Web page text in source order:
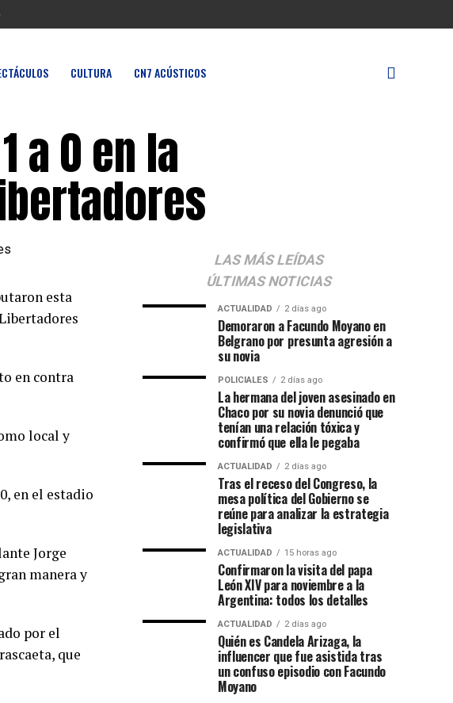
CULTURA CN7 ACÚSTICOS
a 0 en la
esta
en contra
local y
en el estadio
Jorge
manera y
por el
que
LAS MÁS LEÍDAS
ÚLTIMAS NOTICIAS
ACTUALIDAD 2 días ago
Demoraron a Facundo Moyano en
Belgrano por presunta agresión a
su novia
POLICIALES 2 días ago
La hermana del joven asesinado en
Chaco por su novia denunció que
tenían una relación tóxica y
confirmó que ella le pegaba
ACTUALIDAD 2 días ago
Tras el receso del Congreso, la
mesa política del Gobierno se
reúne para analizar la estrategia
legislativa
ACTUALIDAD 15 horas ago
Confirmaron la visita del papa
León XIV para noviembre a la
Argentina: todos los detalles
ACTUALIDAD 2 días ago
Quién es Candela Arizaga, la
influencer que fue asistida tras
un confuso episodio con Facundo
Moyano